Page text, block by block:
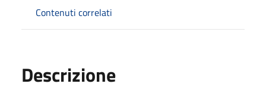
Contenuti correlati
Descrizione